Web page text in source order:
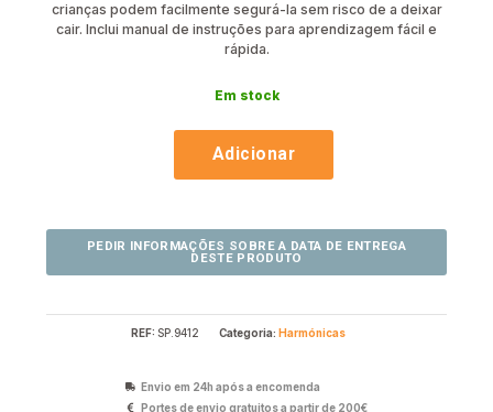
crianças podem facilmente segurá-la sem risco de a deixar
cair. Inclui manual de instruções para aprendizagem fácil e
rápida.
Em stock
Adicionar
REF: SP.9412 Categoria: Harmónicas
Envio em 24h após a encomenda
Portes de envio gratuitos a partir de 200€